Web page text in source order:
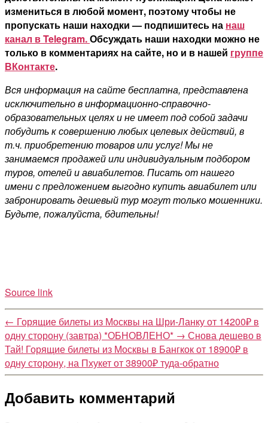
измениться в любой момент, поэтому чтобы не
пропускать наши находки — подпишитесь на наш
канал в Telegram.Обсуждать наши находки можно не
только в комментариях на сайте, но и в нашей группе
ВКонтакте.
Вся информация на сайте бесплатна, представлена
исключительно в информационно-справочно-
образовательных целях и не имеет под собой задачи
побудить к совершению любых целевых действий, в
т.ч. приобретению товаров или услуг! Мы не
занимаемся продажей или индивидуальным подбором
туров, отелей и авиабилетов. Писать от нашего
имени с предложением выгодно купить авиабилет или
забронировать дешевый тур могут только мошенники.
Будьте, пожалуйста, бдительны!
Source link
← Горящие билеты из Москвы на Шри-Ланку от 14200₽ в
одну сторону (завтра) *ОБНОВЛЕНО* → Снова дешево в
Тай! Горящие билеты из Москвы в Бангкок от 18900₽ в
одну сторону, на Пхукет от 38900₽ туда-обратно
Добавить комментарий